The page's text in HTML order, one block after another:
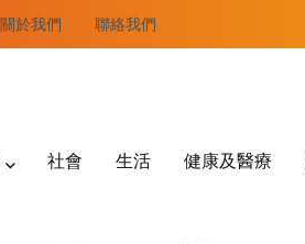
關於我們 聯絡我們
社會 生活 健康及醫療